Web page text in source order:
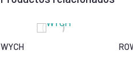
WYCH